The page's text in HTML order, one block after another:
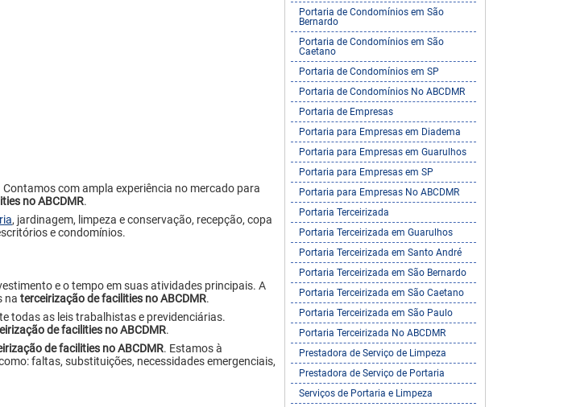
Contamos com ampla experiência no mercado para
no ABCDMR.
, jardinagem, limpeza e conservação, recepção, copa
e condomínios.
e o tempo em suas atividades principais. A
na terceirização de facilities no ABCDMR.
todas as leis trabalhistas e previdenciárias.
de facilities no ABCDMR.
de facilities no ABCDMR. Estamos à
faltas, substituições, necessidades emergenciais,
Portaria de Condomínios em São
Bernardo
Portaria de Condomínios em São
Caetano
Portaria de Condomínios em SP
Portaria de Condomínios No ABCDMR
Portaria de Empresas
Portaria para Empresas em Diadema
Portaria para Empresas em Guarulhos
Portaria para Empresas em SP
Portaria para Empresas No ABCDMR
Portaria Terceirizada
Portaria Terceirizada em Guarulhos
Portaria Terceirizada em Santo André
Portaria Terceirizada em São Bernardo
Portaria Terceirizada em São Caetano
Portaria Terceirizada em São Paulo
Portaria Terceirizada No ABCDMR
Prestadora de Serviço de Limpeza
Prestadora de Serviço de Portaria
Serviços de Portaria e Limpeza